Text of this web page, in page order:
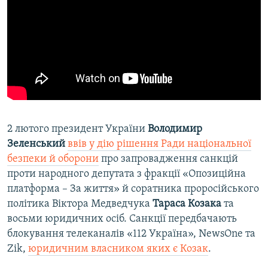
2 лютого президент України Володимир
Зеленський ввів у дію рішення Ради національної
безпеки й оборони про запровадження санкцій
проти народного депутата з фракції «Опозиційна
платформа – За життя» й соратника проросійського
політика Віктора Медведчука Тараса Козака та
восьми юридичних осіб. Санкції передбачають
блокування телеканалів «112 Україна», NewsOne та
Zik, юридичним власником яких є Козак.